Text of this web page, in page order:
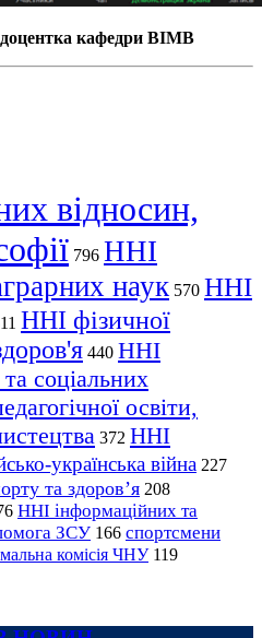
кафедри ВІМВ
відносин,
796 ННІ
наук 570 ННІ
ННІ фізичної
440 ННІ
та соціальних
освіти,
372 ННІ
українська війна 227
та здоров’я 208
ННІ інформаційних та
ЗСУ 166 спортсмени
комісія ЧНУ 119